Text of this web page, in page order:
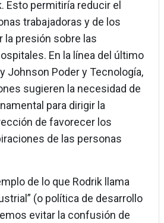
Esto permitiría reducir el
trabajadoras y de los
la presión sobre las
En la línea del último
Johnson Poder y Tecnología,
sugieren la necesidad de
para dirigir la
de favorecer los
de las personas
de lo que Rodrik llama
(o política de desarrollo
evitar la confusión de